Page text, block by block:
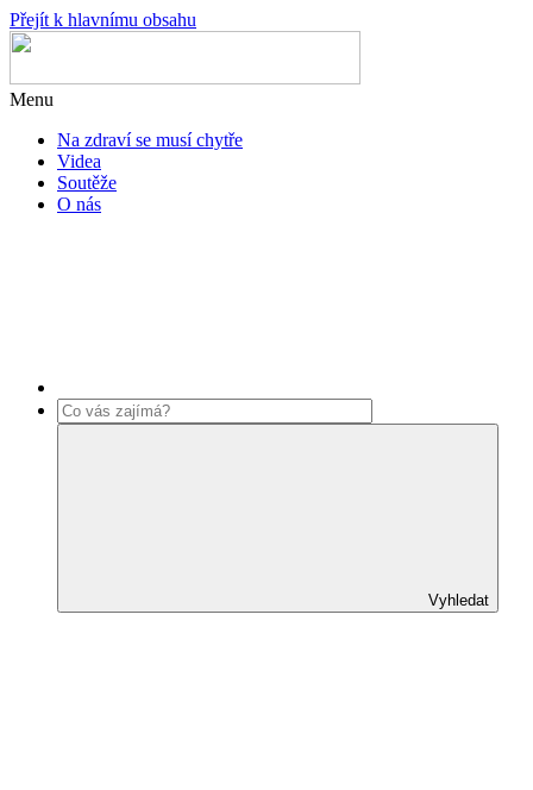
Přejít k hlavnímu obsahu
Menu
Na zdraví se musí chytře
Videa
Soutěže
O nás
Vyhledat